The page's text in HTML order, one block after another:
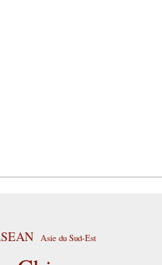
Asie du Sud-Est